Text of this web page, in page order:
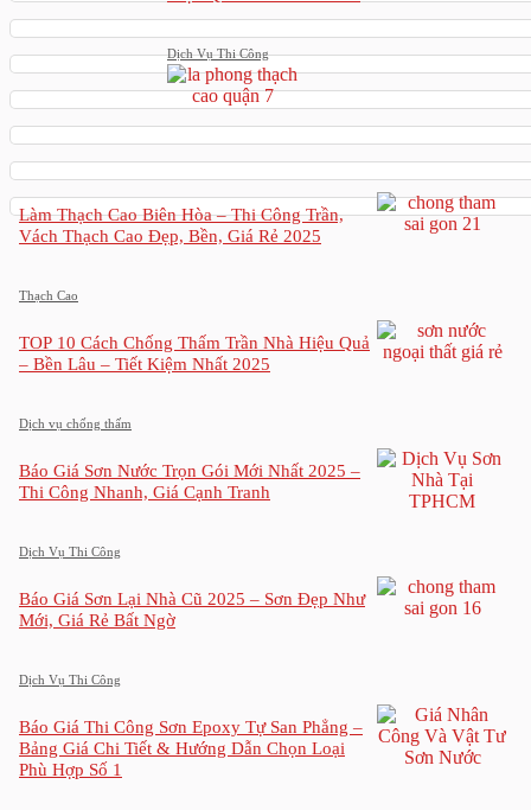
Dịch Vụ Thi Công
Làm Thạch Cao Biên Hòa – Thi Công Trần,
Vách Thạch Cao Đẹp, Bền, Giá Rẻ 2025
Thạch Cao
TOP 10 Cách Chống Thấm Trần Nhà Hiệu Quả
– Bền Lâu – Tiết Kiệm Nhất 2025
Dịch vụ chống thấm
Báo Giá Sơn Nước Trọn Gói Mới Nhất 2025 –
Thi Công Nhanh, Giá Cạnh Tranh
Dịch Vụ Thi Công
Báo Giá Sơn Lại Nhà Cũ 2025 – Sơn Đẹp Như
Mới, Giá Rẻ Bất Ngờ
Dịch Vụ Thi Công
Báo Giá Thi Công Sơn Epoxy Tự San Phẳng –
Bảng Giá Chi Tiết & Hướng Dẫn Chọn Loại
Phù Hợp Số 1